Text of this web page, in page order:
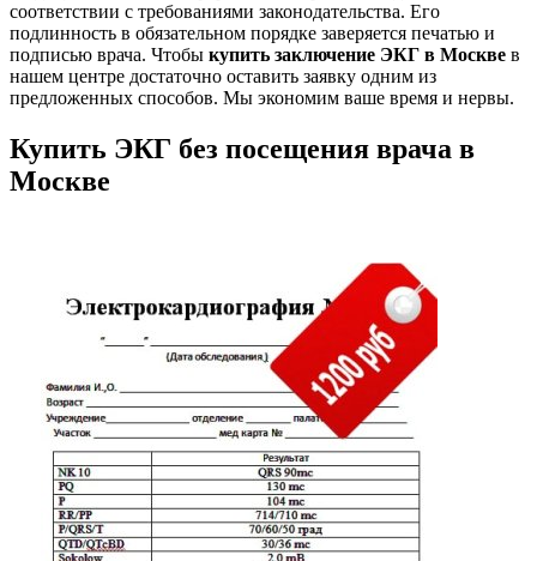
соответствии с требованиями законодательства. Его
подлинность в обязательном порядке заверяется печатью и
подписью врача. Чтобы купить заключение ЭКГ в Москве в
нашем центре достаточно оставить заявку одним из
предложенных способов. Мы экономим ваше время и нервы.
Купить ЭКГ без посещения врача в
Москве